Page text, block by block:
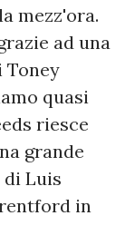
mezz'ora.
ad una
Toney
quasi
riesce
grande
Luis
in